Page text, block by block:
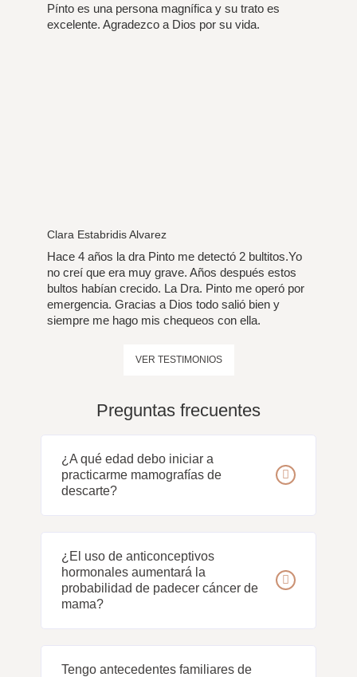
Pínto es una persona magnífica y su trato es
excelente. Agradezco a Dios por su vida.
Clara Estabridis Alvarez
Hace 4 años la dra Pinto me detectó 2 bultitos.Yo
no creí que era muy grave. Años después estos
bultos habían crecido. La Dra. Pinto me operó por
emergencia. Gracias a Dios todo salió bien y
siempre me hago mis chequeos con ella.
VER TESTIMONIOS
Preguntas frecuentes
¿A qué edad debo iniciar a
practicarme mamografías de
descarte?
¿El uso de anticonceptivos
hormonales aumentará la
probabilidad de padecer cáncer de
mama?
Tengo antecedentes familiares de